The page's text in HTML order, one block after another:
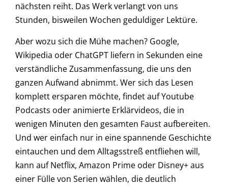
nächsten reiht. Das Werk verlangt von uns
Stunden, bisweilen Wochen geduldiger Lektüre.
Aber wozu sich die Mühe machen? Google,
Wikipedia oder ChatGPT liefern in Sekunden eine
verständliche Zusammenfassung, die uns den
ganzen Aufwand abnimmt. Wer sich das Lesen
komplett ersparen möchte, findet auf Youtube
Podcasts oder animierte Erklärvideos, die in
wenigen Minuten den gesamten Faust aufbereiten.
Und wer einfach nur in eine spannende Geschichte
eintauchen und dem Alltagsstreß entfliehen will,
kann auf Netflix, Amazon Prime oder Disney+ aus
einer Fülle von Serien wählen, die deutlich